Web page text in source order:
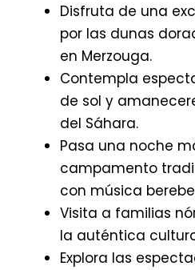
Disfruta de una
por las dunas
en Merzouga.
Contempla
de sol y
del Sáhara.
Pasa una noche
campamento
con música
Visita a familias
la auténtica
Explora las